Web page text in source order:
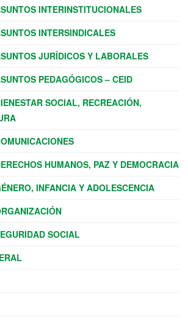
INTERINSTITUCIONALES
INTERSINDICALES
JURÍDICOS Y LABORALES
PEDAGÓGICOS – CEID
SOCIAL, RECREACIÓN,
HUMANOS, PAZ Y DEMOCRACIA
INFANCIA Y ADOLESCENCIA
SOCIAL